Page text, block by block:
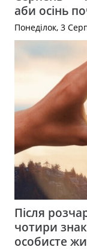
аби осінь
Понеділок, 3
Після
чотири
особисте